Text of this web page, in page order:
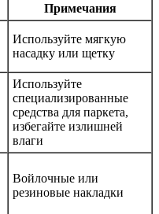
Примечания
Используйте мягкую
насадку или щетку
Используйте
специализированные
средства для паркета,
избегайте излишней
влаги
Войлочные или
резиновые накладки